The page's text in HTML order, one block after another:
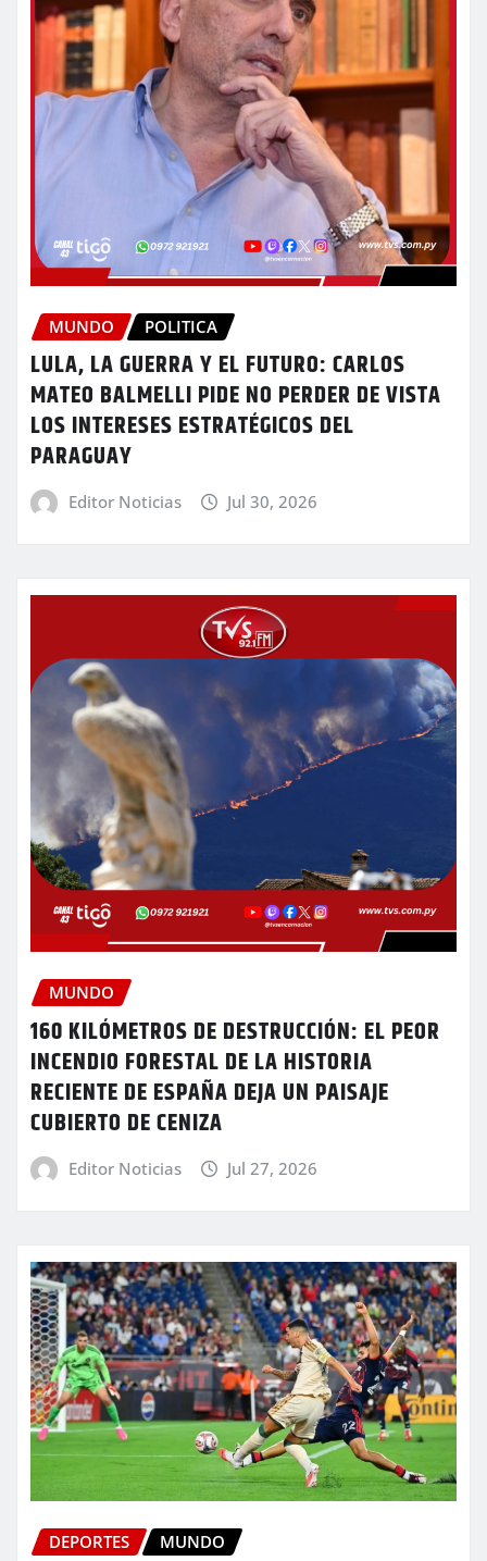
MUNDO POLITICA
LULA, LA GUERRA Y EL FUTURO: CARLOS
MATEO BALMELLI PIDE NO PERDER DE VISTA
LOS INTERESES ESTRATÉGICOS DEL
PARAGUAY
Editor Noticias Jul 30, 2026
MUNDO
160 KILÓMETROS DE DESTRUCCIÓN: EL PEOR
INCENDIO FORESTAL DE LA HISTORIA
RECIENTE DE ESPAÑA DEJA UN PAISAJE
CUBIERTO DE CENIZA
Editor Noticias Jul 27, 2026
DEPORTES MUNDO